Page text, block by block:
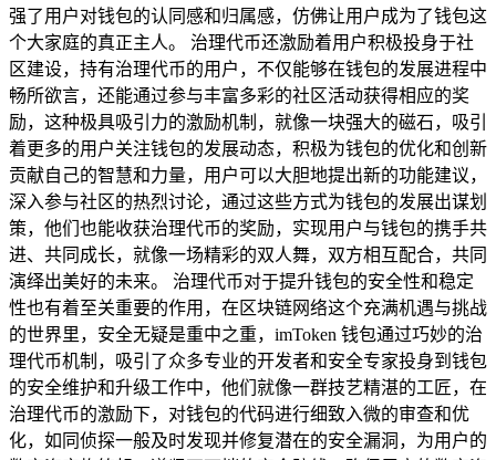
强了用户对钱包的认同感和归属感，仿佛让用户成为了钱包这
个大家庭的真正主人。 治理代币还激励着用户积极投身于社
区建设，持有治理代币的用户，不仅能够在钱包的发展进程中
畅所欲言，还能通过参与丰富多彩的社区活动获得相应的奖
励，这种极具吸引力的激励机制，就像一块强大的磁石，吸引
着更多的用户关注钱包的发展动态，积极为钱包的优化和创新
贡献自己的智慧和力量，用户可以大胆地提出新的功能建议，
深入参与社区的热烈讨论，通过这些方式为钱包的发展出谋划
策，他们也能收获治理代币的奖励，实现用户与钱包的携手共
进、共同成长，就像一场精彩的双人舞，双方相互配合，共同
演绎出美好的未来。 治理代币对于提升钱包的安全性和稳定
性也有着至关重要的作用，在区块链网络这个充满机遇与挑战
的世界里，安全无疑是重中之重，imToken 钱包通过巧妙的治
理代币机制，吸引了众多专业的开发者和安全专家投身到钱包
的安全维护和升级工作中，他们就像一群技艺精湛的工匠，在
治理代币的激励下，对钱包的代码进行细致入微的审查和优
化，如同侦探一般及时发现并修复潜在的安全漏洞，为用户的